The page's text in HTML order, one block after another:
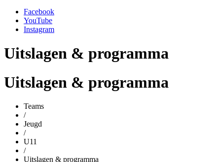
Facebook
YouTube
Instagram
Uitslagen & programma
Uitslagen & programma
Teams
/
Jeugd
/
U11
/
Uitslagen & programma